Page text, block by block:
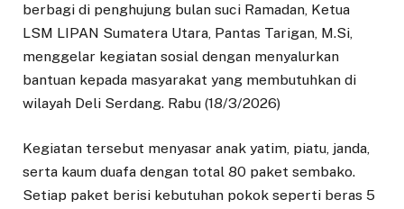
berbagi di penghujung bulan suci Ramadan, Ketua
LSM LIPAN Sumatera Utara, Pantas Tarigan, M.Si,
menggelar kegiatan sosial dengan menyalurkan
bantuan kepada masyarakat yang membutuhkan di
wilayah Deli Serdang. Rabu (18/3/2026)
Kegiatan tersebut menyasar anak yatim, piatu, janda,
serta kaum duafa dengan total 80 paket sembako.
Setiap paket berisi kebutuhan pokok seperti beras 5